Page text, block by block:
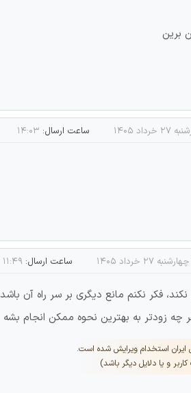
برین
۱۴۰۵ ساعت ارسال: ۱۴:۰۳
چهارشنبه ۲۷ خرداد ۱۴۰۵ ساعت ارسال: ۱۱:۴۹
فکر نکنم مانع دیگری بر سر راه آن
چه زودتر به بهترین نحوه ممکن انجام بشه
ایران استخدام ویرایش شده است.
و یا دلایل دیگر باشد)